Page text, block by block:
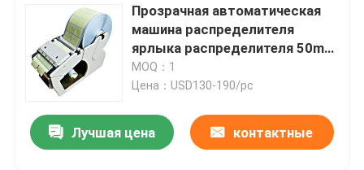
Прозрачная автоматическая
машина распределителя
ярлыка распределителя 50mm
стикера
MOQ：1
Цена：USD130-190/pc
Лучшая цена контактные